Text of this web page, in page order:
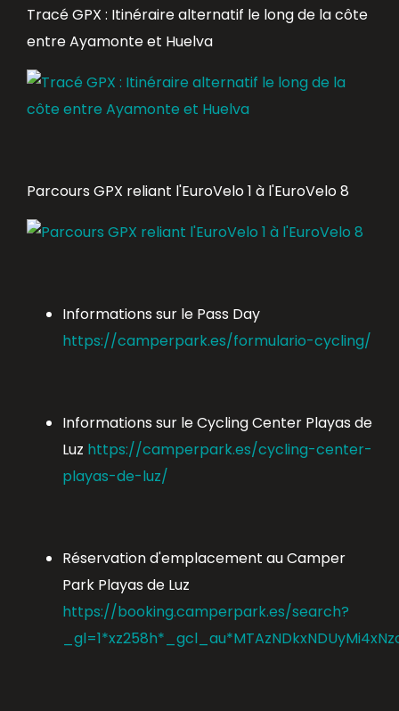
Tracé GPX : Itinéraire alternatif le long de la côte
entre Ayamonte et Huelva
Parcours GPX reliant l'EuroVelo 1 à l'EuroVelo 8
Informations sur le Pass Day
https://camperpark.es/formulario-cycling/
Informations sur le Cycling Center Playas de
Luz https://camperpark.es/cycling-center-
playas-de-luz/
Réservation d'emplacement au Camper
Park Playas de Luz
https://booking.camperpark.es/search?